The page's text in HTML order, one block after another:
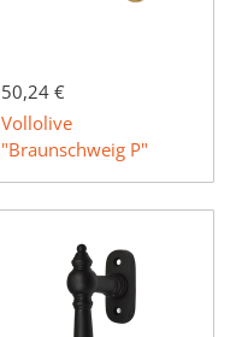
50,24 €
Vollolive
"Braunschweig P"